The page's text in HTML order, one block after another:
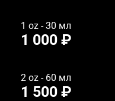
1 oz - 30 мл
1 000 ₽
2 oz - 60 мл
1 500 ₽